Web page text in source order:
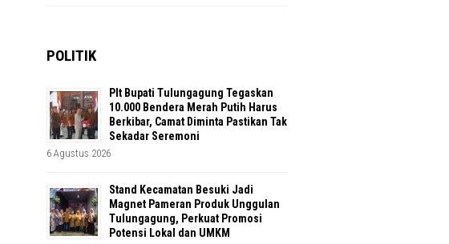
POLITIK
Plt Bupati Tulungagung Tegaskan
10.000 Bendera Merah Putih Harus
Berkibar, Camat Diminta Pastikan Tak
Sekadar Seremoni
6 Agustus 2026
Stand Kecamatan Besuki Jadi
Magnet Pameran Produk Unggulan
Tulungagung, Perkuat Promosi
Potensi Lokal dan UMKM